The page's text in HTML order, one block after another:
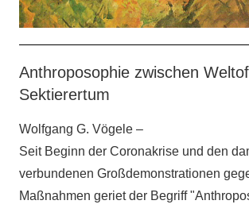
Anthroposophie zwischen
Sektierertum
Wolfgang G. Vögele –
Seit Beginn der Coronakrise und den
verbundenen Großdemonstrationen
Maßnahmen geriet der Begriff